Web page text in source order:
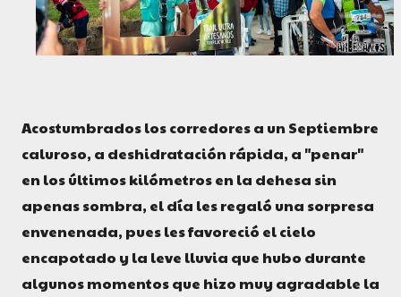
Acostumbrados los corredores a un Septiembre
caluroso, a deshidratación rápida, a "penar"
en los últimos kilómetros en la dehesa sin
apenas sombra, el día les regaló una sorpresa
envenenada, pues les favoreció el cielo
encapotado y la leve lluvia que hubo durante
algunos momentos que hizo muy agradable la